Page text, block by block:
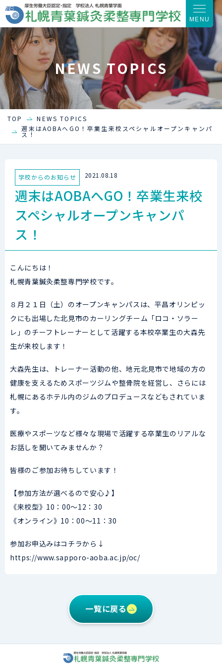
MENU
NEWS TOPICS
TOP
NEWS TOPICS
週末はAOBAへGO！卒業生来校スペシャルオープンキャンパ
ス！
学校からのお知らせ 2021.08.18
週末はAOBAへGO！卒業生来校
スペシャルオープンキャンパ
ス！
こんにちは！
札幌青葉鍼灸柔整専門学校です。
８月２１日（土）のオープンキャンパスは、平昌オリンピッ
クにも出場した北見市のカーリングチーム「ロコ・ソラー
レ」のチーフトレーナーとして活躍する本校卒業生の大森先
生が来校します！
大森先生は、トレーナー活動の他、地元北見市で地域の方の
健康を支えるためスポーツジムや整骨院を経営し、さらには
札幌にあるホテル内のジムのプロデュースなどもされていま
す。
医療やスポーツなど様々な現場で活躍する卒業生のリアルな
お話しを聞いてみませんか？
皆様のご参加お待ちしています！
【参加方法が選べるので安心♪】
《来校型》10：00～12：30
《オンライン》10：00～11：30
参加お申込みはコチラから↓
https://www.sapporo-aoba.ac.jp/oc/
一覧に戻る